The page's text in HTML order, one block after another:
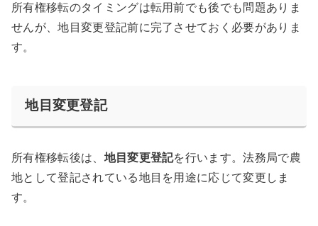
所有権移転のタイミングは転用前でも後でも問題ありま
せんが、地目変更登記前に完了させておく必要がありま
す。
地目変更登記
所有権移転後は、 地目変更登記を行います。法務局で農
地として登記されている地目を用途に応じて変更しま
す。